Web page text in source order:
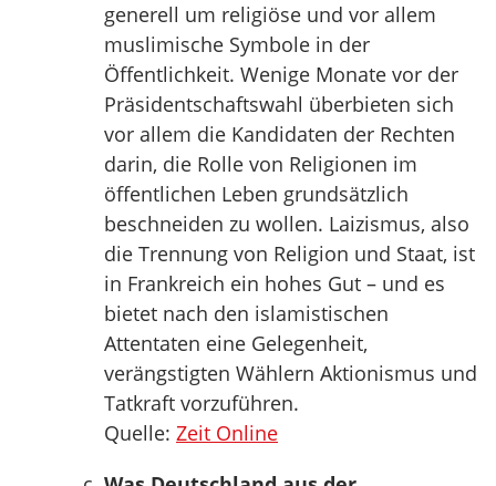
generell um religiöse und vor allem
muslimische Symbole in der
Öffentlichkeit. Wenige Monate vor der
Präsidentschaftswahl überbieten sich
vor allem die Kandidaten der Rechten
darin, die Rolle von Religionen im
öffentlichen Leben grundsätzlich
beschneiden zu wollen. Laizismus, also
die Trennung von Religion und Staat, ist
in Frankreich ein hohes Gut – und es
bietet nach den islamistischen
Attentaten eine Gelegenheit,
verängstigten Wählern Aktionismus und
Tatkraft vorzuführen.
Quelle: Zeit Online